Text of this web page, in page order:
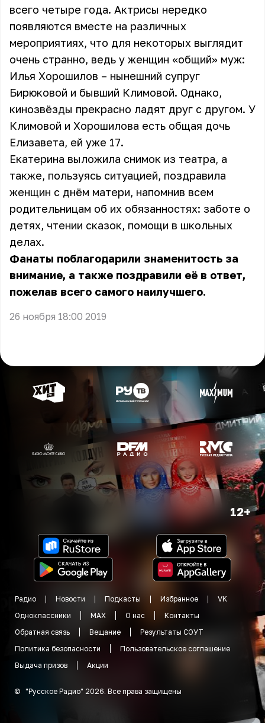
всего четыре года. Актрисы нередко
появляются вместе на различных
мероприятиях, что для некоторых выглядит
очень странно, ведь у женщин «общий» муж:
Илья Хорошилов – нынешний супруг
Бирюковой и бывший Климовой. Однако,
кинозвёзды прекрасно ладят друг с другом. У
Климовой и Хорошилова есть общая дочь
Елизавета, ей уже 17.
Екатерина выложила снимок из театра, а
также, пользуясь ситуацией, поздравила
женщин с днём матери, напомнив всем
родительницам об их обязанностях: заботе о
детях, чтении сказок, помощи в школьных
делах.
Фанаты поблагодарили знаменитость за
внимание, а также поздравили её в ответ,
пожелав всего самого наилучшего.
26 ноября 18:00 2019
12+
Радио Новости Подкасты Избранное
VK
Одноклассники
MAX О нас
Контакты
Обратная связь
Вещание
Результаты СОУТ
Политика безопасности
Пользовательское соглашение
Выдача призов
Акции
© "Русское Радио" 2026. Все права защищены